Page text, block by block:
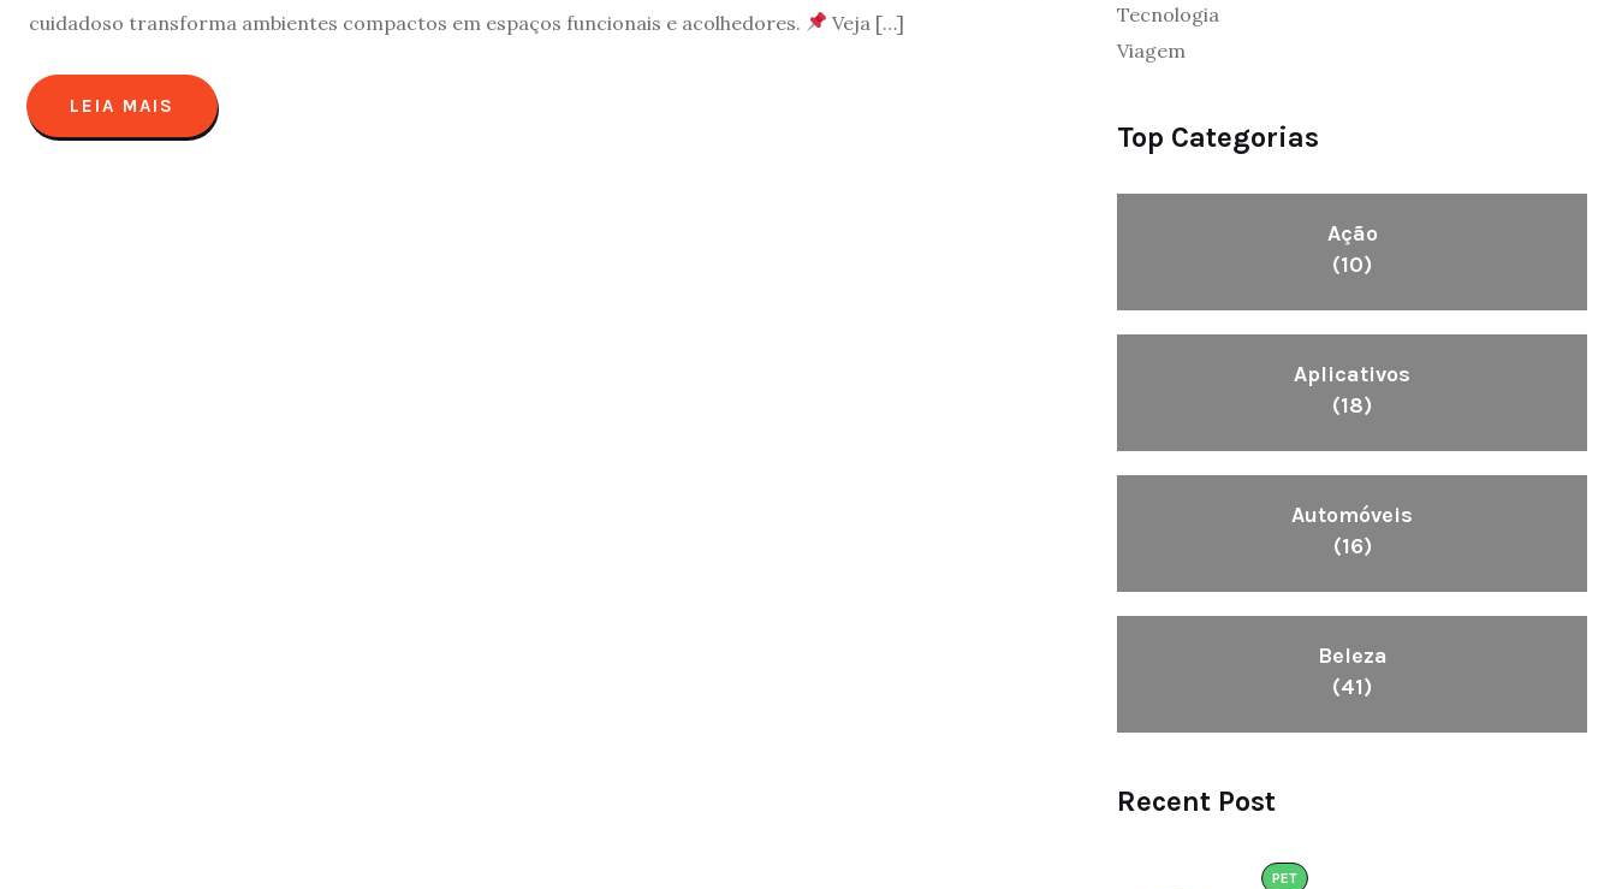
cuidadoso transforma ambientes compactos em espaços funcionais e acolhedores.
Veja […]
LEIA MAIS
Tecnologia
Viagem
Top Categorias
Ação
(10)
Aplicativos
(18)
Automóveis
(16)
Beleza
(41)
Recent Post
PET